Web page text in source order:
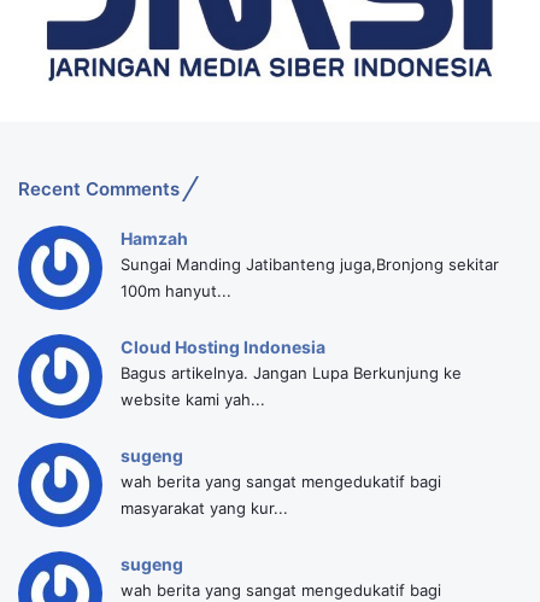
Recent Comments
Hamzah
Sungai Manding Jatibanteng juga,Bronjong sekitar
100m hanyut...
Cloud Hosting Indonesia
Bagus artikelnya. Jangan Lupa Berkunjung ke
website kami yah...
sugeng
wah berita yang sangat mengedukatif bagi
masyarakat yang kur...
sugeng
wah berita yang sangat mengedukatif bagi